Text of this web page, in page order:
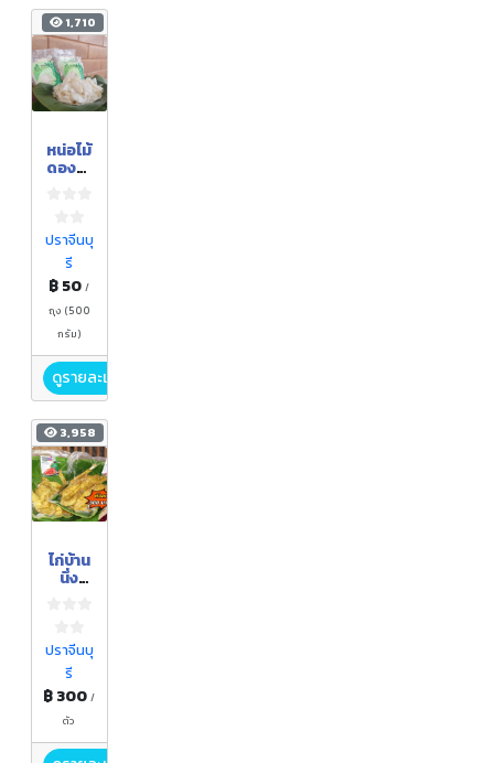
1,710
หน่อไม้
ดองน้ำ
ปราจีนบุ
รี
฿ 50/
ถุง (500
กรัม)
ดูรายละเอียด
3,958
ไก่บ้าน
นึ่ง
ปราจีนบุ
รี
฿ 300/
ตัว